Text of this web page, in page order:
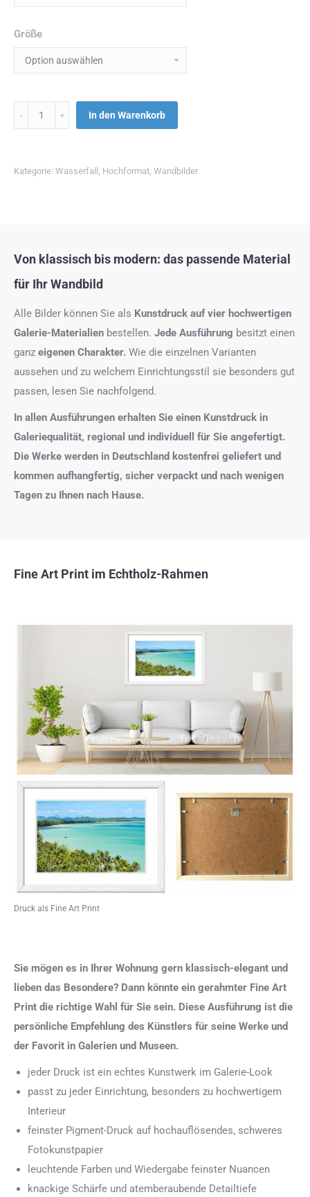
Größe
Menge In den Warenkorb
Kategorie: Wasserfall , Hochformat, Wandbilder
Von klassisch bis modern: das passende Material
für Ihr Wandbild
Alle Bilder können Sie als Kunstdruck auf vier hochwertigen
Galerie-Materialien bestellen. Jede Ausführung besitzt einen
ganz eigenen Charakter. Wie die einzelnen Varianten
aussehen und zu welchem Einrichtungsstil sie besonders gut
passen, lesen Sie nachfolgend.
In allen Ausführungen erhalten Sie einen Kunstdruck in
Galeriequalität, regional und individuell für Sie angefertigt.
Die Werke werden in Deutschland kostenfrei geliefert und
kommen aufhangfertig, sicher verpackt und nach wenigen
Tagen zu Ihnen nach Hause.
Fine Art Print im Echtholz-Rahmen
Druck als Fine Art Print
Sie mögen es in Ihrer Wohnung gern klassisch-elegant und
lieben das Besondere? Dann könnte ein gerahmter Fine Art
Print die richtige Wahl für Sie sein. Diese Ausführung ist die
persönliche Empfehlung des Künstlers für seine Werke und
der Favorit in Galerien und Museen.
jeder Druck ist ein echtes Kunstwerk im Galerie-Look
passt zu jeder Einrichtung, besonders zu hochwertigem
Interieur
feinster Pigment-Druck auf hochauflösendes, schweres
Fotokunstpapier
leuchtende Farben und Wiedergabe feinster Nuancen
knackige Schärfe und atemberaubende Detailtiefe